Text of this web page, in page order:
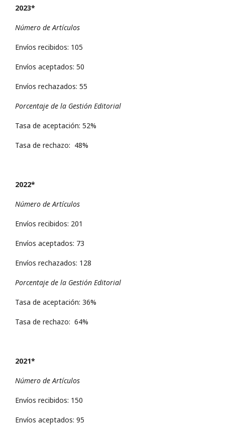
2023*
Número de Artículos
Envíos recibidos: 105
Envíos aceptados: 50
Envíos rechazados: 55
Porcentaje de la Gestión Editorial
Tasa de aceptación: 52%
Tasa de rechazo: 48%
2022*
Número de Artículos
Envíos recibidos: 201
Envíos aceptados: 73
Envíos rechazados: 128
Porcentaje de la Gestión Editorial
Tasa de aceptación: 36%
Tasa de rechazo: 64%
2021*
Número de Artículos
Envíos recibidos: 150
Envíos aceptados: 95